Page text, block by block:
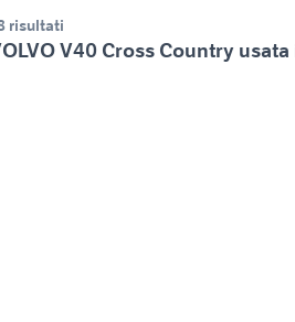
risultati
V40 Cross Country